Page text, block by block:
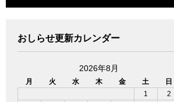
おしらせ更新カレンダー
2026年8月
月 火 水 木 金 土
日
1
2